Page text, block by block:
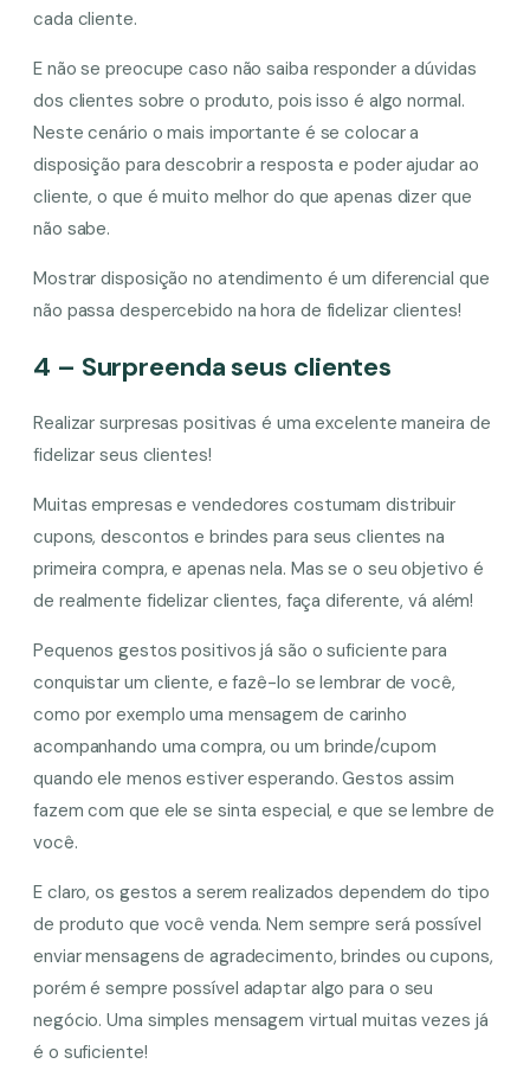
cada cliente.
E não se preocupe caso não saiba responder a dúvidas
dos clientes sobre o produto, pois isso é algo normal.
Neste cenário o mais importante é se colocar a
disposição para descobrir a resposta e poder ajudar ao
cliente, o que é muito melhor do que apenas dizer que
não sabe.
Mostrar disposição no atendimento é um diferencial que
não passa despercebido na hora de fidelizar clientes!
4 – Surpreenda seus clientes
Realizar surpresas positivas é uma excelente maneira de
fidelizar seus clientes!
Muitas empresas e vendedores costumam distribuir
cupons, descontos e brindes para seus clientes na
primeira compra, e apenas nela. Mas se o seu objetivo é
de realmente fidelizar clientes, faça diferente, vá além!
Pequenos gestos positivos já são o suficiente para
conquistar um cliente, e fazê-lo se lembrar de você,
como por exemplo uma mensagem de carinho
acompanhando uma compra, ou um brinde/cupom
quando ele menos estiver esperando. Gestos assim
fazem com que ele se sinta especial, e que se lembre de
você.
E claro, os gestos a serem realizados dependem do tipo
de produto que você venda. Nem sempre será possível
enviar mensagens de agradecimento, brindes ou cupons,
porém é sempre possível adaptar algo para o seu
negócio. Uma simples mensagem virtual muitas vezes já
é o suficiente!